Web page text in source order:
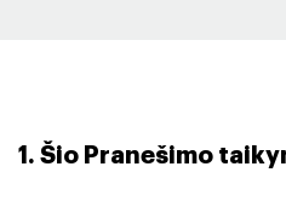
1. Šio Pranešimo